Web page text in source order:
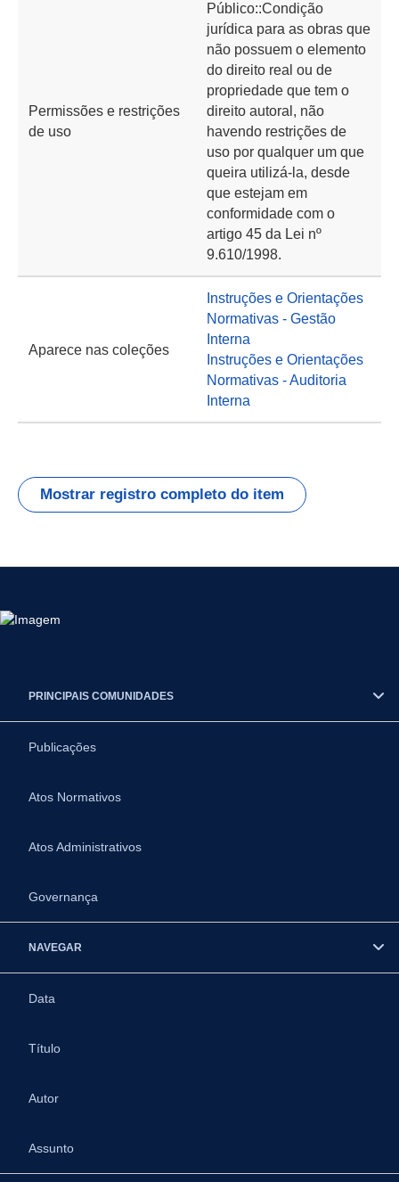
Permissões e restrições
de uso
Público::Condição
jurídica para as obras que
não possuem o elemento
do direito real ou de
propriedade que tem o
direito autoral, não
havendo restrições de
uso por qualquer um que
queira utilizá-la, desde
que estejam em
conformidade com o
artigo 45 da Lei nº
9.610/1998.
Aparece nas coleções
Instruções e Orientações
Normativas - Gestão
Interna
Instruções e Orientações
Normativas - Auditoria
Interna
Mostrar registro completo do item
PRINCIPAIS COMUNIDADES
Publicações
Atos Normativos
Atos Administrativos
Governança
NAVEGAR
Data
Título
Autor
Assunto